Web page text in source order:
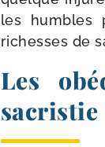
les humbles
richesses de
Les
sacristie